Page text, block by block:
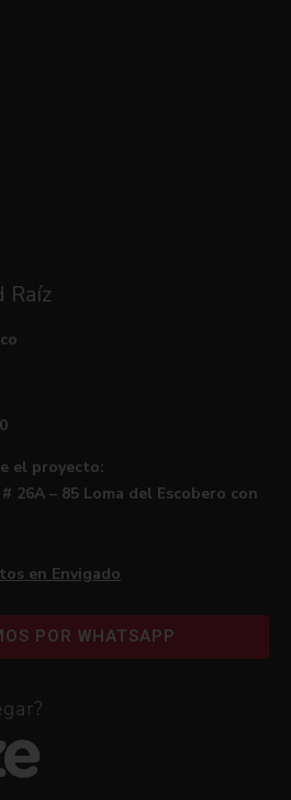
Raíz
el proyecto:
26A – 85 Loma del Escobero con
en Envigado
POR WHATSAPP